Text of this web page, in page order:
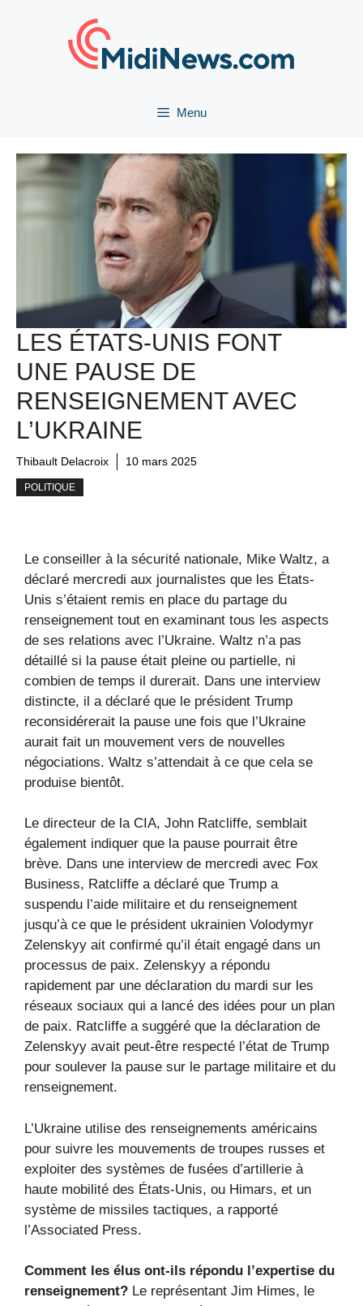
Menu
LES ÉTATS-UNIS FONT
UNE PAUSE DE
RENSEIGNEMENT AVEC
L’UKRAINE
Thibault Delacroix 10 mars 2025
POLITIQUE
Le conseiller à la sécurité nationale, Mike Waltz, a
déclaré mercredi aux journalistes que les États-
Unis s’étaient remis en place du partage du
renseignement tout en examinant tous les aspects
de ses relations avec l’Ukraine. Waltz n’a pas
détaillé si la pause était pleine ou partielle, ni
combien de temps il durerait. Dans une interview
distincte, il a déclaré que le président Trump
reconsidérerait la pause une fois que l’Ukraine
aurait fait un mouvement vers de nouvelles
négociations. Waltz s’attendait à ce que cela se
produise bientôt.
Le directeur de la CIA, John Ratcliffe, semblait
également indiquer que la pause pourrait être
brève. Dans une interview de mercredi avec Fox
Business, Ratcliffe a déclaré que Trump a
suspendu l’aide militaire et du renseignement
jusqu’à ce que le président ukrainien Volodymyr
Zelenskyy ait confirmé qu’il était engagé dans un
processus de paix. Zelenskyy a répondu
rapidement par une déclaration du mardi sur les
réseaux sociaux qui a lancé des idées pour un plan
de paix. Ratcliffe a suggéré que la déclaration de
Zelenskyy avait peut-être respecté l’état de Trump
pour soulever la pause sur le partage militaire et du
renseignement.
L’Ukraine utilise des renseignements américains
pour suivre les mouvements de troupes russes et
exploiter des systèmes de fusées d’artillerie à
haute mobilité des États-Unis, ou Himars, et un
système de missiles tactiques, a rapporté
l’Associated Press.
Comment les élus ont-ils répondu l’expertise du
renseignement? Le représentant Jim Himes, le